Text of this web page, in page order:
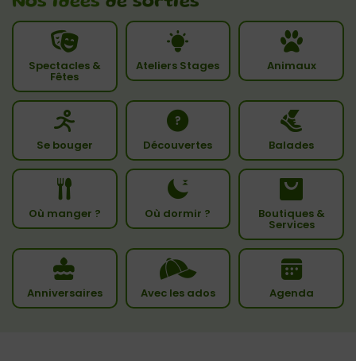
Spectacles &
Fêtes
Ateliers Stages Animaux
Se bouger Découvertes Balades
Où manger ? Où dormir ? Boutiques &
Services
Anniversaires Avec les ados Agenda